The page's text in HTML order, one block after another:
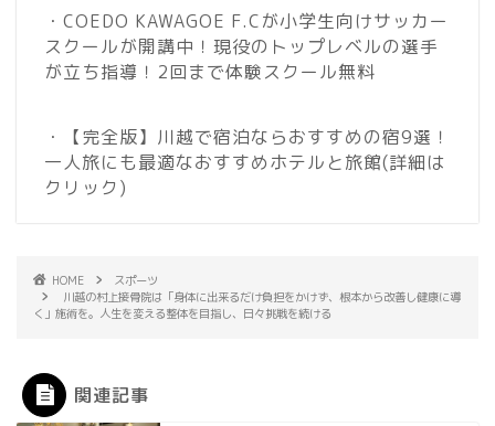
・COEDO KAWAGOE F.Cが小学生向けサッカー
スクールが開講中！現役のトップレベルの選手
が立ち指導！2回まで体験スクール無料
・【完全版】川越で宿泊ならおすすめの宿9選！
一人旅にも最適なおすすめホテルと旅館(詳細は
クリック)
HOME
スポーツ
川越の村上接骨院は「身体に出来るだけ負担をかけず、根本から改善し健康に導
く」施術を。人生を変える整体を目指し、日々挑戦を続ける
関連記事